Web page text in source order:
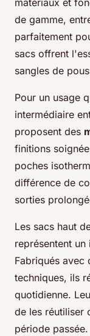
matériaux et
de gamme,
parfaitement
sacs offrent
sangles de
Pour un usage
intermédiaire
proposent des
finitions
poches
différence de
sorties
Les sacs haut
représentent un
Fabriqués avec
techniques, ils
quotidienne.
de les réutiliser
période passée.